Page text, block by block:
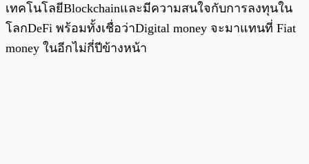
เทคโนโลยีBlockchainและมีความสนใจกับการลงทุนใน
โลกDeFi พร้อมทั้งเชื่อว่าDigital money จะมาแทนที่ Fiat
money ในอีกไม่กี่ปีข้างหน้า